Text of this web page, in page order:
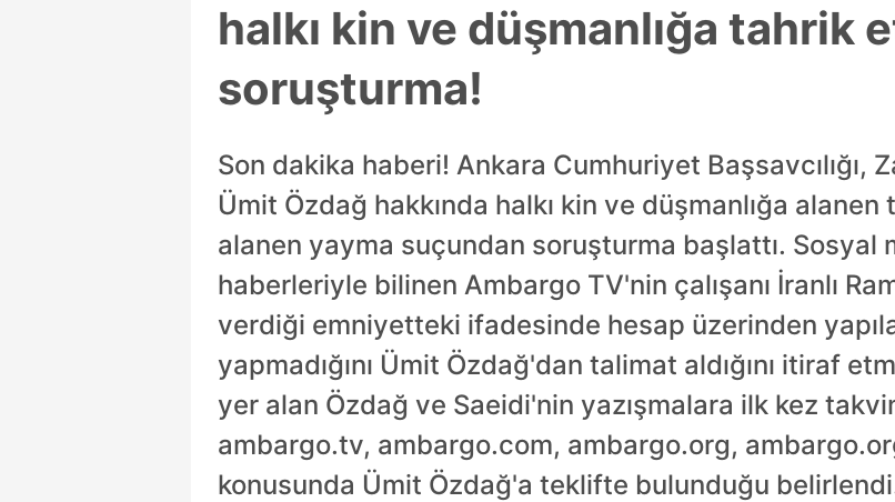
halkı kin ve düşmanlığa tahrik
soruşturma!
Son dakika haberi! Ankara Cumhuriyet Başsavcılığı,
Ümit Özdağ hakkında halkı kin ve düşmanlığa alanen
alanen yayma suçundan soruşturma başlattı.
haberleriyle bilinen Ambargo TV'nin çalışanı İranlı
verdiği emniyetteki ifadesinde hesap üzerinden
yapmadığını Ümit Özdağ'dan talimat aldığını itiraf
yer alan Özdağ ve Saeidi'nin yazışmalara ilk kez
ambargo.tv, ambargo.com, ambargo.org,
konusunda Ümit Özdağ'a teklifte bulunduğu